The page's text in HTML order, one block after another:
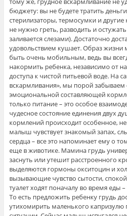
бюджету: вы не будете тратить
стерилизаторы, термосумки и
не нужно греть, разводить и
заливается слезами). Достаточно
удовольствием кушает. Образ
быть очень мобильным, ведь вы
накормить ребенка, независимо от
доступа к чистой питьевой воде. На
вскармливания», мы порой
эмоциональной составляющей
только питание – это особое
чудесное состояние единения двух
кормлений происходит особенное,
малыш чувствует знакомый запах,
сердца – все это напоминает ему о
еще в животике. Мамина грудь
заснуть или утешит расстроенного
выделяются гормоны окситоцин и
вызывающие чувство сытости,
туалет ходят поначалу во время еды
То есть предложить ребенку грудь
утихомирить маленького капризулю